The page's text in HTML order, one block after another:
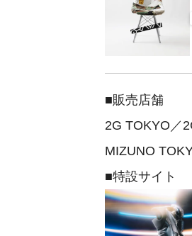
■販売店舗
2G TOKYO／
MIZUNO
■特設サイト